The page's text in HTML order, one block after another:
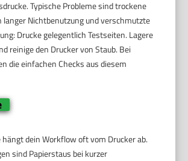
Typische Probleme sind trockene
langer Nichtbenutzung und verschmutzte
Drucke gelegentlich Testseiten. Lagere
reinige den Drucker von Staub. Bei
die einfachen Checks aus diesem
dein Workflow oft vom Drucker ab.
sind Papierstaus bei kurzer